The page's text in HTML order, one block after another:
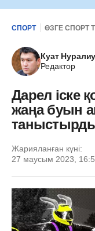
СПОРТ ӨЗГЕ СПОРТ
Куат
Редактор
Дарел іске
жаңа буын
Жарияланған күні:
27 маусым 2023,